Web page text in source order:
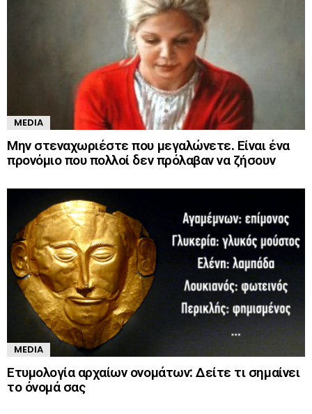
MEDIA
Μην στεναχωριέστε που μεγαλώνετε. Είναι ένα
προνόμιο που πολλοί δεν πρόλαβαν να ζήσουν
MEDIA
Ετυμολογία αρχαίων ονομάτων: Δείτε τι σημαίνει
το όνομά σας